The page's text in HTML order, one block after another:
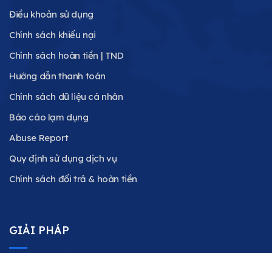
Điều khoản sử dụng
Chính sách khiếu nại
Chính sách hoàn tiền | TND
Hướng dẫn thanh toán
Chính sách dữ liệu cá nhân
Báo cáo lạm dụng
Abuse Report
Quy định sử dụng dịch vụ
Chính sách đổi trả & hoàn tiền
GIẢI PHÁP